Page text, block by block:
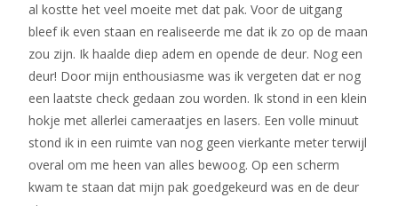
al kostte het veel moeite met dat pak. Voor de uitgang
bleef ik even staan en realiseerde me dat ik zo op de maan
zou zijn. Ik haalde diep adem en opende de deur. Nog een
deur! Door mijn enthousiasme was ik vergeten dat er nog
een laatste check gedaan zou worden. Ik stond in een klein
hokje met allerlei cameraatjes en lasers. Een volle minuut
stond ik in een ruimte van nog geen vierkante meter terwijl
overal om me heen van alles bewoog. Op een scherm
kwam te staan dat mijn pak goedgekeurd was en de deur